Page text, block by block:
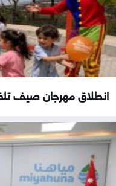
انطلاق مهرجان صيف